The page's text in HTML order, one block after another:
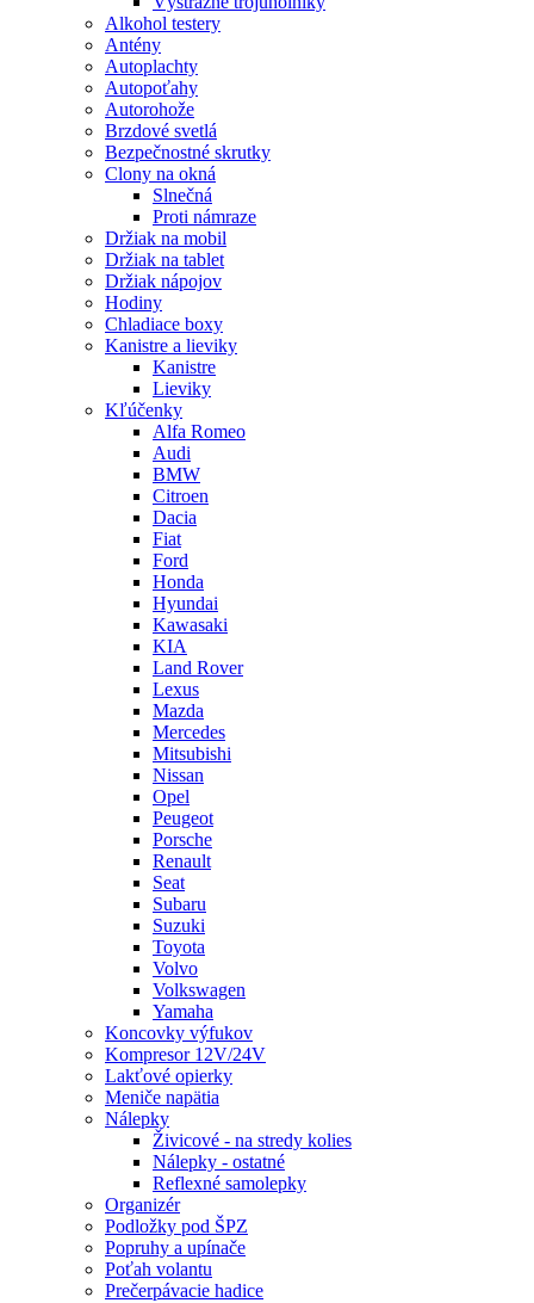
Alkohol testery
Antény
Autoplachty
Autopoťahy
Autorohože
Brzdové svetlá
Bezpečnostné skrutky
Clony na okná
Slnečná
Proti námraze
Držiak na mobil
Držiak na tablet
Držiak nápojov
Hodiny
Chladiace boxy
Kanistre a lieviky
Kanistre
Lieviky
Kľúčenky
Alfa Romeo
Audi
BMW
Citroen
Dacia
Fiat
Ford
Honda
Hyundai
Kawasaki
KIA
Land Rover
Lexus
Mazda
Mercedes
Mitsubishi
Nissan
Opel
Peugeot
Porsche
Renault
Seat
Subaru
Suzuki
Toyota
Volvo
Volkswagen
Yamaha
Koncovky výfukov
Kompresor 12V/24V
Lakťové opierky
Meniče napätia
Nálepky
Živicové - na stredy kolies
Nálepky - ostatné
Reflexné samolepky
Organizér
Podložky pod ŠPZ
Popruhy a upínače
Poťah volantu
Prečerpávacie hadice